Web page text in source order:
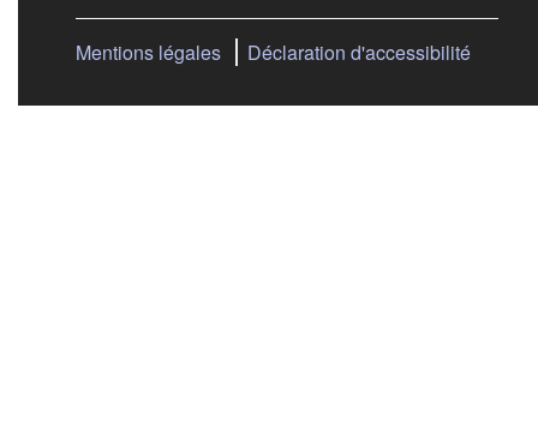
Mentions légales Déclaration d'accessibilité